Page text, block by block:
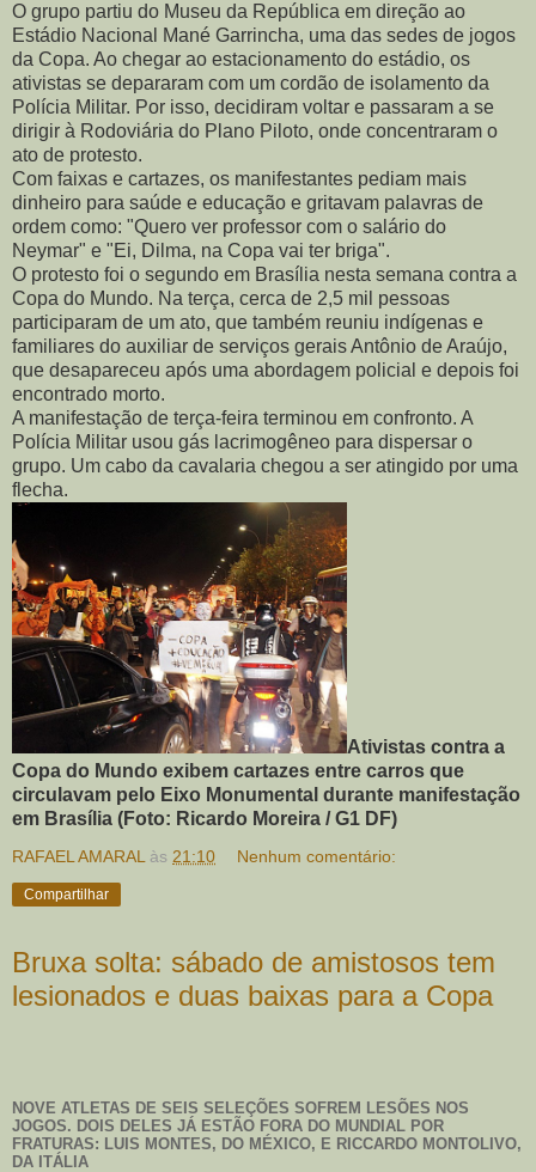
O grupo partiu do Museu da República em direção ao
Estádio Nacional Mané Garrincha, uma das sedes de jogos
da Copa. Ao chegar ao estacionamento do estádio, os
ativistas se depararam com um cordão de isolamento da
Polícia Militar. Por isso, decidiram voltar e passaram a se
dirigir à Rodoviária do Plano Piloto, onde concentraram o
ato de protesto.
Com faixas e cartazes, os manifestantes pediam mais
dinheiro para saúde e educação e gritavam palavras de
ordem como: "Quero ver professor com o salário do
Neymar" e "Ei, Dilma, na Copa vai ter briga".
O protesto foi o segundo em Brasília nesta semana contra a
Copa do Mundo. Na terça, cerca de 2,5 mil pessoas
participaram de um ato, que também reuniu indígenas e
familiares do auxiliar de serviços gerais Antônio de Araújo,
que desapareceu após uma abordagem policial e depois foi
encontrado morto.
A manifestação de terça-feira terminou em confronto. A
Polícia Militar usou gás lacrimogêneo para dispersar o
grupo. Um cabo da cavalaria chegou a ser atingido por uma
flecha.
Ativistas contra a
Copa do Mundo exibem cartazes entre carros que
circulavam pelo Eixo Monumental durante manifestação
em Brasília (Foto: Ricardo Moreira / G1 DF)
RAFAEL AMARAL às 21:10 Nenhum comentário:
Compartilhar
Bruxa solta: sábado de amistosos tem
lesionados e duas baixas para a Copa
NOVE ATLETAS DE SEIS SELEÇÕES SOFREM LESÕES NOS
JOGOS. DOIS DELES JÁ ESTÃO FORA DO MUNDIAL POR
FRATURAS: LUIS MONTES, DO MÉXICO, E RICCARDO MONTOLIVO,
DA ITÁLIA